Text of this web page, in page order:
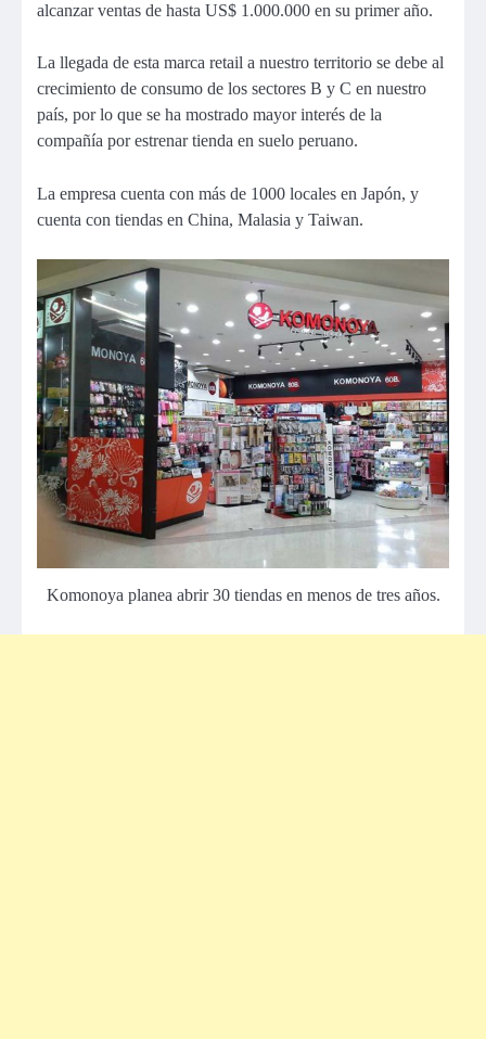
alcanzar ventas de hasta US$ 1.000.000 en su primer año.
La llegada de esta marca retail a nuestro territorio se debe al
crecimiento de consumo de los sectores B y C en nuestro
país, por lo que se ha mostrado mayor interés de la
compañía por estrenar tienda en suelo peruano.
La empresa cuenta con más de 1000 locales en Japón, y
cuenta con tiendas en China, Malasia y Taiwan.
Komonoya planea abrir 30 tiendas en menos de tres años.